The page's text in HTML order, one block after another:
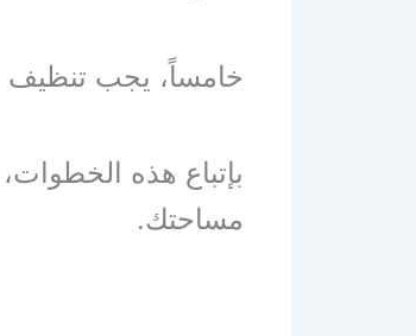
خامساً، يجب تنظيف
بإتباع هذه
مساحتك.